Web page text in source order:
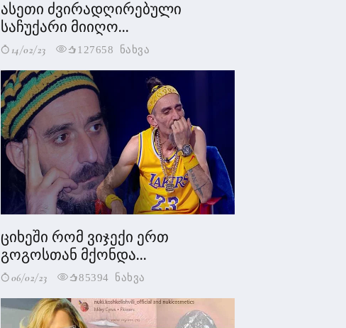
ასეთი ძვირადღირებული
საჩუქარი მიიღო...
14/02/23 127658 ნახვა
ციხეში რომ ვიჯექი ერთ
გოგოსთან მქონდა...
06/02/23 85394 ნახვა